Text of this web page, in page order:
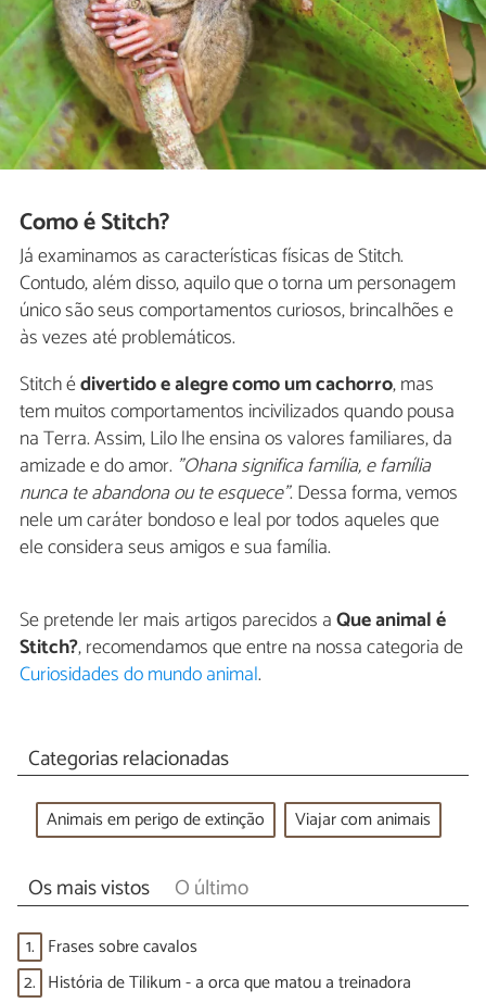
Como é Stitch?
Já examinamos as características físicas de Stitch.
Contudo, além disso, aquilo que o torna um personagem
único são seus comportamentos curiosos, brincalhões e
às vezes até problemáticos.
Stitch édivertido e alegre como um cachorro, mas
tem muitos comportamentos incivilizados quando pousa
na Terra. Assim, Lilo lhe ensina os valores familiares, da
amizade e do amor. "Ohana significa família, e família
nunca te abandona ou te esquece". Dessa forma, vemos
nele um caráter bondoso e leal por todos aqueles que
ele considera seus amigos e sua família.
Se pretende ler mais artigos parecidos aQue animal é
Stitch?, recomendamos que entre na nossa categoria de
Curiosidades do mundo animal.
Categorias relacionadas
Animais em perigo de extinção Viajar com animais
Os mais vistos O último
1. Frases sobre cavalos
2. História de Tilikum - a orca que matou a treinadora